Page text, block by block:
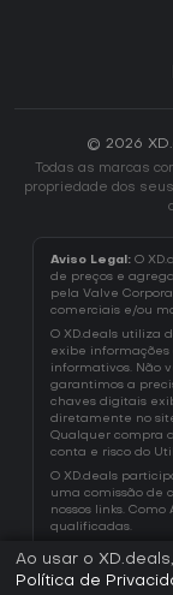
© 2026
Todas as marcas
propriedade dos
Aviso Legal: O
de preços e
pela Valve
comerciais e/ou
O XD.deals utiliza
exibe informações
informativos. Não
garantimos a
chaves digitais
diretamente no
Qualquer compra
conta e risco do
O XD.deals
uma comissão de
nossos links.
qualificadas.
Ao usar o
Política de